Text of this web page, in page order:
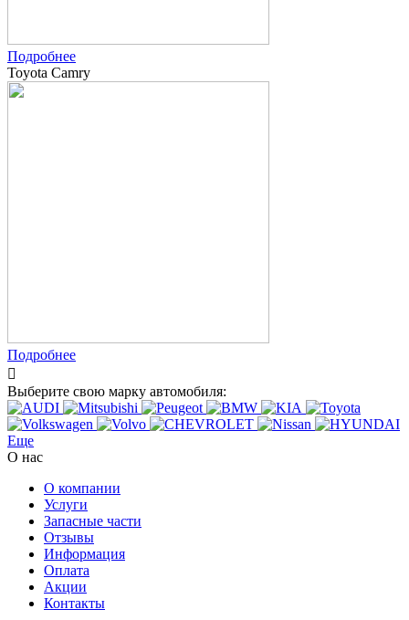
Подробнее
Toyota Camry
Подробнее
Выберите свою марку автомобиля:
Еще
О нас
О компании
Услуги
Запасные части
Отзывы
Информация
Оплата
Акции
Контакты